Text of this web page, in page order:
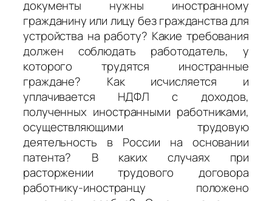
документы нужны иностранному
гражданину или лицу без гражданства для
устройства на работу? Какие требования
должен соблюдать работодатель, у
которого трудятся иностранные
граждане? Как исчисляется и
уплачивается НДФЛ с доходов,
полученных иностранными работниками,
осуществляющими трудовую
деятельность в России на основании
патента? В каких случаях при
расторжении трудового договора
работнику-иностранцу положено